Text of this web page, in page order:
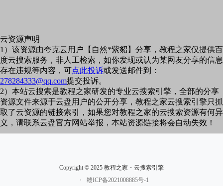
云资源声明
1）该资源由夸克云用户【自然*紫貂】分享，教程之家仅提供百
度云搜索服务，非人工检索，如你发现或认为某网友分享的信息
存在违规等内容，可点此投诉或发送邮件到：
278284333@qq.com提交投诉。
2）本站云搜索是教程之家研发的专业云搜索引擎，全部的分享
资源文件来源于云盘用户的公开分享，教程之家云搜索引擎只抓
取了云资源的链接索引，如果您对教程之家的云搜索资源有何异
义，请联系云盘官方网站举报，本站资源链接将会自动失效！
Copyright © 2025 教程之家・云搜索引擎
・
赣ICP备2021008885号-1